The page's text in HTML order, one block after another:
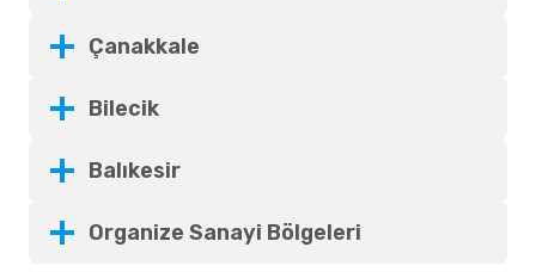
Çanakkale
Bilecik
Balıkesir
Organize Sanayi Bölgeleri